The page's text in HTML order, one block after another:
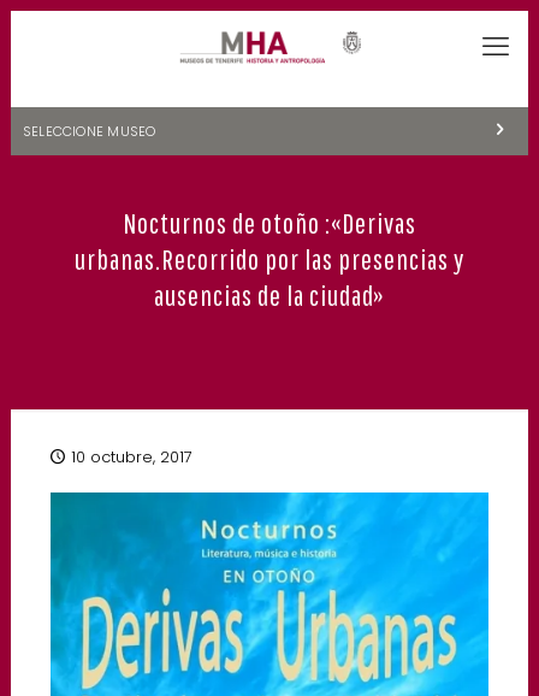
SELECCIONE MUSEO
NATURALEZA Y ARQUEOLOGÍANocturnos de otoño :«Derivas
urbanas.Recorrido por las presencias y
ausencias de la ciudad»
10 octubre, 2017